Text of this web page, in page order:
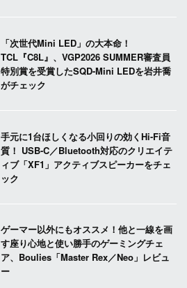
「次世代Mini LED」の大本命！
TCL『C8L』、VGP2026 SUMMER審査員
特別賞を受賞したSQD-Mini LEDを岩井喬
がチェック
手元に1台ほしくなる小回りの効くHi-Fi音
質！ USB-C／Bluetooth対応のクリエイテ
ィブ「XF1」アクティブスピーカーをチェ
ック
ゲーマー以外にもオススメ！他と一線を画
す座り心地と使い勝手のゲーミングチェ
ア、Boulies「Master Rex／Neo」レビュ
ー